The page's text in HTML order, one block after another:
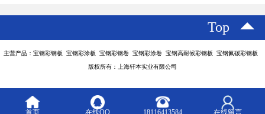
Top
主营产品：宝钢彩钢板 宝钢彩涂板 宝钢彩钢卷 宝钢彩涂卷 宝钢高耐候彩钢板 宝钢氟碳彩钢板
版权所有：上海轩本实业有限公司
首页 在线QQ 18116413584 在线留言